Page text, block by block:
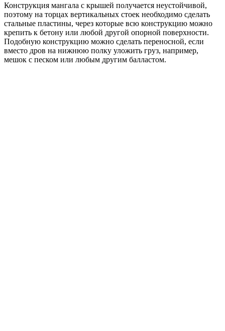
Конструкция мангала с крышей получается неустойчивой,
поэтому на торцах вертикальных стоек необходимо сделать
стальные пластины, через которые всю конструкцию можно
крепить к бетону или любой другой опорной поверхности.
Подобную конструкцию можно сделать переносной, если
вместо дров на нижнюю полку уложить груз, например,
мешок с песком или любым другим балластом.